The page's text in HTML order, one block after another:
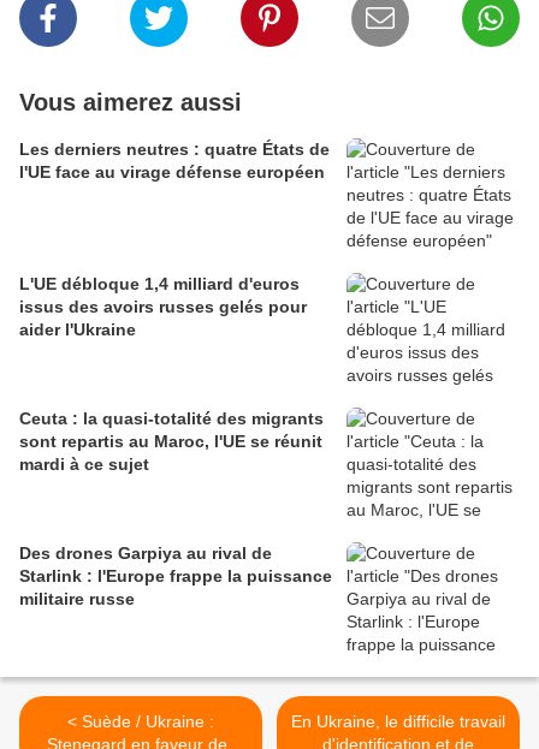
Vous aimerez aussi
Les derniers neutres : quatre États de
l'UE face au virage défense européen
L'UE débloque 1,4 milliard d'euros
issus des avoirs russes gelés pour
aider l'Ukraine
Ceuta : la quasi-totalité des migrants
sont repartis au Maroc, l'UE se réunit
mardi à ce sujet
Des drones Garpiya au rival de
Starlink : l'Europe frappe la puissance
militaire russe
< Suède / Ukraine :
Stenegard en faveur des
En Ukraine, le difficile travail
d'identification et de